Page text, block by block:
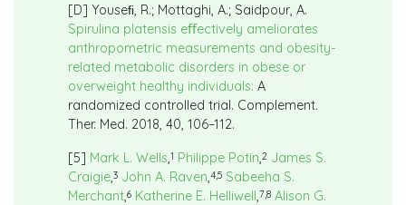
[D] Youseﬁ, R.; Mottaghi, A.; Saidpour, A.
Spirulina platensis eﬀectively ameliorates
anthropometric measurements and obesity-
related metabolic disorders in obese or
overweight healthy individuals: A
randomized controlled trial. Complement.
Ther. Med. 2018, 40, 106–112.
[5] Mark L. Wells,1 Philippe Potin,2 James S.
Craigie,3 John A. Raven,4,5 Sabeeha S.
Merchant,6 Katherine E. Helliwell,7,8 Alison G.